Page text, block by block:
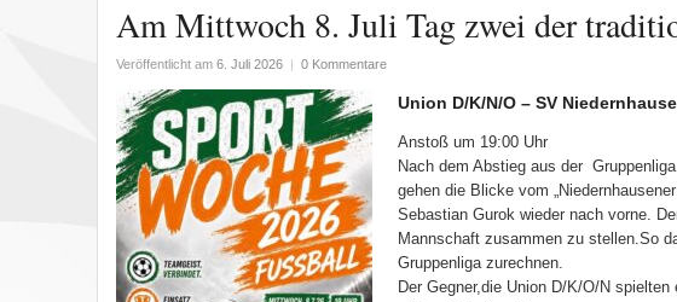
Am Mittwoch 8. Juli Tag zwei der
Veröffentlicht am 6. Juli 2026 | 0 Kommentare
Union D/K/N/O – SV
Anstoß um 19:00 Uhr
Nach dem Abstieg aus der
gehen die Blicke vom
Sebastian Gurok wieder nach vorne.
Mannschaft zusammen zu stellen.So
Gruppenliga zurechnen.
Der Gegner,die Union D/K/O/N